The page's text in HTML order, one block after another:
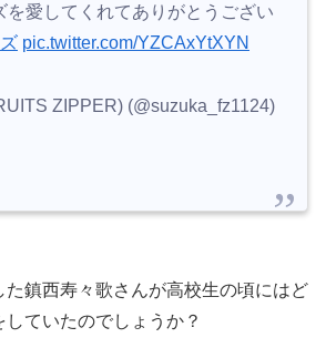
を愛してくれてありがとうござい
pic.twitter.com/YZCAxYtXYN
ZIPPER) (@suzuka_fz1124)
た鎮西寿々歌さんが高校生の頃にはど
ていたのでしょうか？